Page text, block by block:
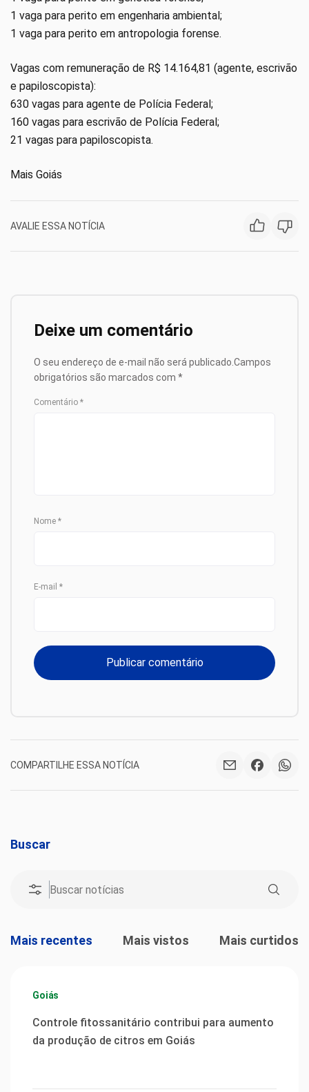
1 vaga para perito em engenharia ambiental;
1 vaga para perito em antropologia forense.
Vagas com remuneração de R$ 14.164,81 (agente, escrivão
e papiloscopista):
630 vagas para agente de Polícia Federal;
160 vagas para escrivão de Polícia Federal;
21 vagas para papiloscopista.
Mais Goiás
AVALIE ESSA NOTÍCIA
Deixe um comentário
O seu endereço de e-mail não será publicado. Campos
obrigatórios são marcados com *
Comentário *
Nome *
E-mail *
COMPARTILHE ESSA NOTÍCIA
Buscar
Mais recentes Mais vistos Mais curtidos
Goiás
Controle fitossanitário contribui para aumento
da produção de citros em Goiás